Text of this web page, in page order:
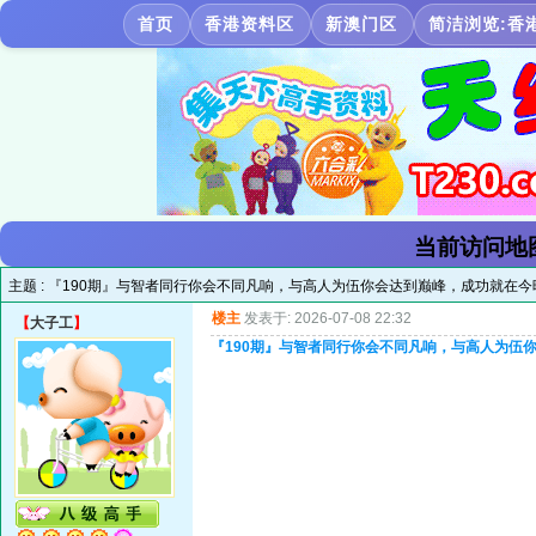
首页 香港资料区 新澳门区 简洁浏览:香
当前访问地
主题 : 『190期』与智者同行你会不同凡响，与高人为伍你会达到巅峰，成功就在
【大子工】 楼主 发表于: 2026-07-08 22:32
『190期』与智者同行你会不同凡响，与高人为伍